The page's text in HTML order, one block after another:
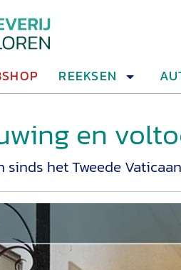
REEKSEN
en
sinds het Tweede